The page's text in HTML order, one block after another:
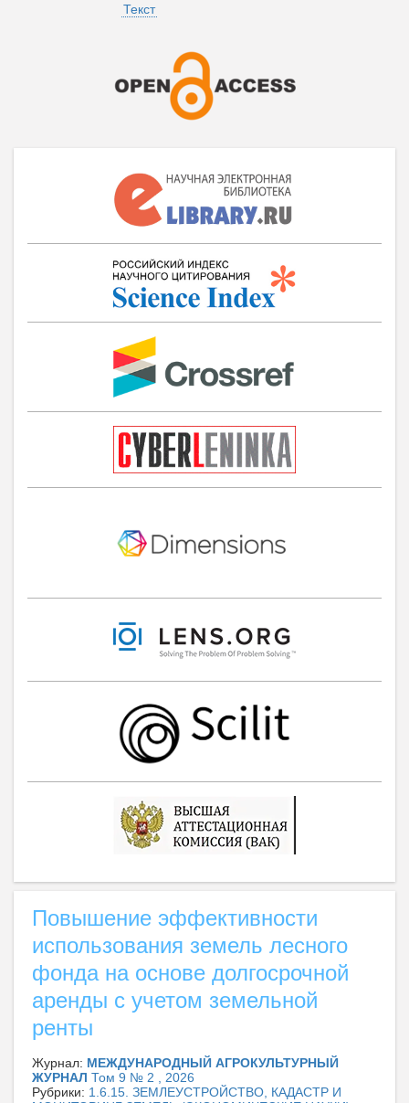
Текст
Повышение эффективности
использования земель лесного
фонда на основе долгосрочной
аренды с учетом земельной
ренты
Журнал: МЕЖДУНАРОДНЫЙ АГРОКУЛЬТУРНЫЙ
ЖУРНАЛ Том 9 № 2 , 2026
Рубрики: 1.6.15. ЗЕМЛЕУСТРОЙСТВО, КАДАСТР И